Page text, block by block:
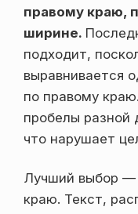
правому краю,
ширине.
подходит,
выравнивается
по правому
пробелы
что нарушает
Лучший выбор —
краю. Текст,